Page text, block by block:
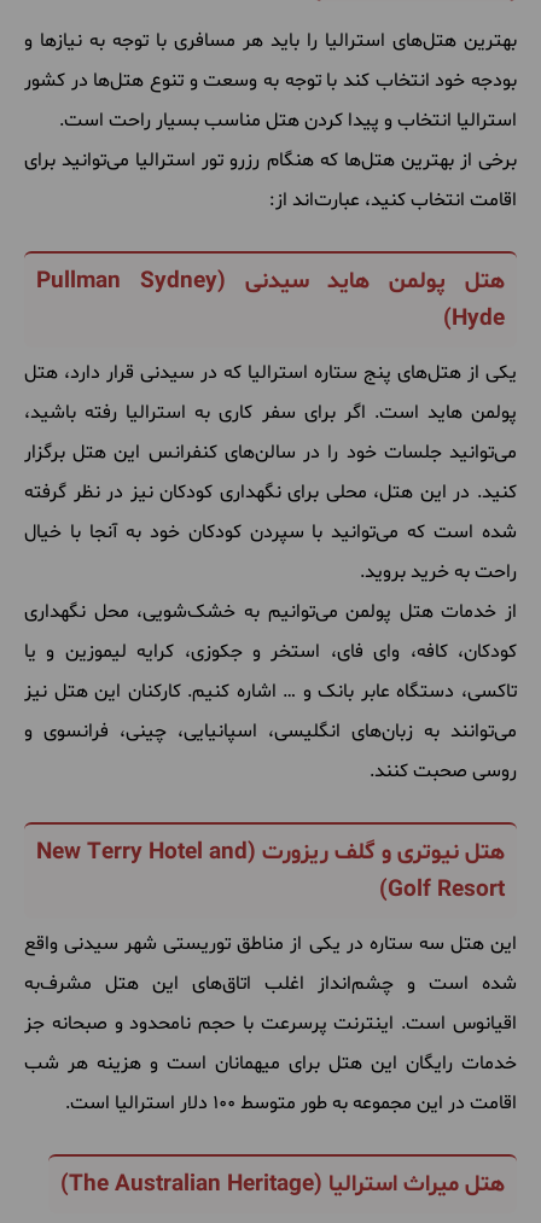
بهترین هتلهای استرالیا را باید هر مسافری با توجه به نیازها و
بودجه خود انتخاب کند با توجه به وسعت و تنوع هتلها در کشور
استرالیا انتخاب و پیدا کردنهتل مناسببسیار راحت است.
برخی از بهترین هتلها که هنگام رزرو تور استرالیا میتوانید برای
اقامت انتخابکنید، عبارتاند از:
هتل پولمن هاید سیدنی (Pullman Sydney
Hyde
)
یکی از هتلهای پنج ستاره استرالیا که در سیدنی قرار دارد، هتل
پولمن هاید است. اگر برای سفر کاری به استرالیا رفته باشید،
میتوانید جلسات خود را در سالنهای کنفرانس این هتل برگزار
کنید. در این هتل، محلی برای نگهداری کودکان نیز در نظر گرفته
شده است که میتوانید با سپردن کودکان خود به آنجا با خیال
راحتبه خریدبروید.
از خدمات هتل پولمن میتوانیم به خشکشویی، محل نگهداری
کودکان، کافه، وای فای، استخر و جکوزی، کرایه لیموزین و یا
تاکسی، دستگاه عابر بانک و … اشاره کنیم.کارکنان این هتل نیز
میتوانند به زبانهای انگلیسی، اسپانیایی، چینی، فرانسوی و
روسی صحبتکنند.
هتل نیوتری و گلف ریزورت (New Terry Hotel and
Golf Resort
)
این هتل سه ستاره در یکی از مناطق توریستی شهر سیدنی واقع
شده است و چشمانداز اغلب اتاقهای این هتل مشرفبه
اقیانوس است. اینترنت پرسرعت با حجم نامحدود و صبحانه جز
خدمات رایگان این هتل برای میهمانان است و هزینه هر شب
اقامت در این مجموعه به طور متوسط ۱۰۰ دلار استرالیا است.
هتل میراث استرالیا (The Australian Heritage
)